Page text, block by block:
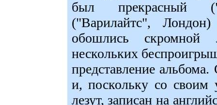
был прекрасный
("Варилайтс",
обошлись скромной
нескольких
представление
и, поскольку со своим
лезут, записан на